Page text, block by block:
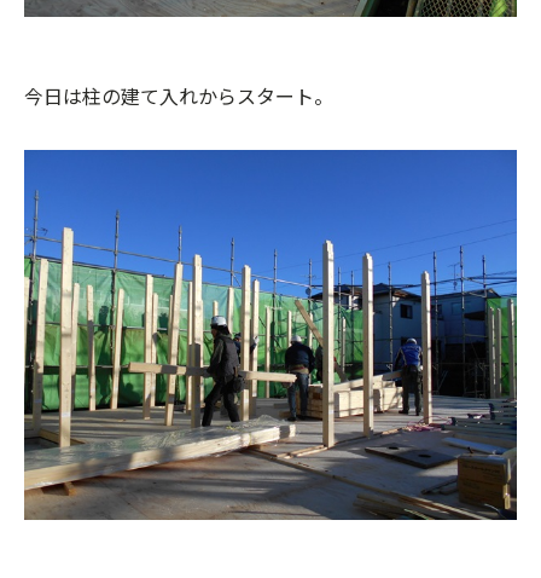
今日は柱の建て入れからスタート。